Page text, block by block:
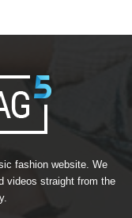
fashion website. We
videos straight from the